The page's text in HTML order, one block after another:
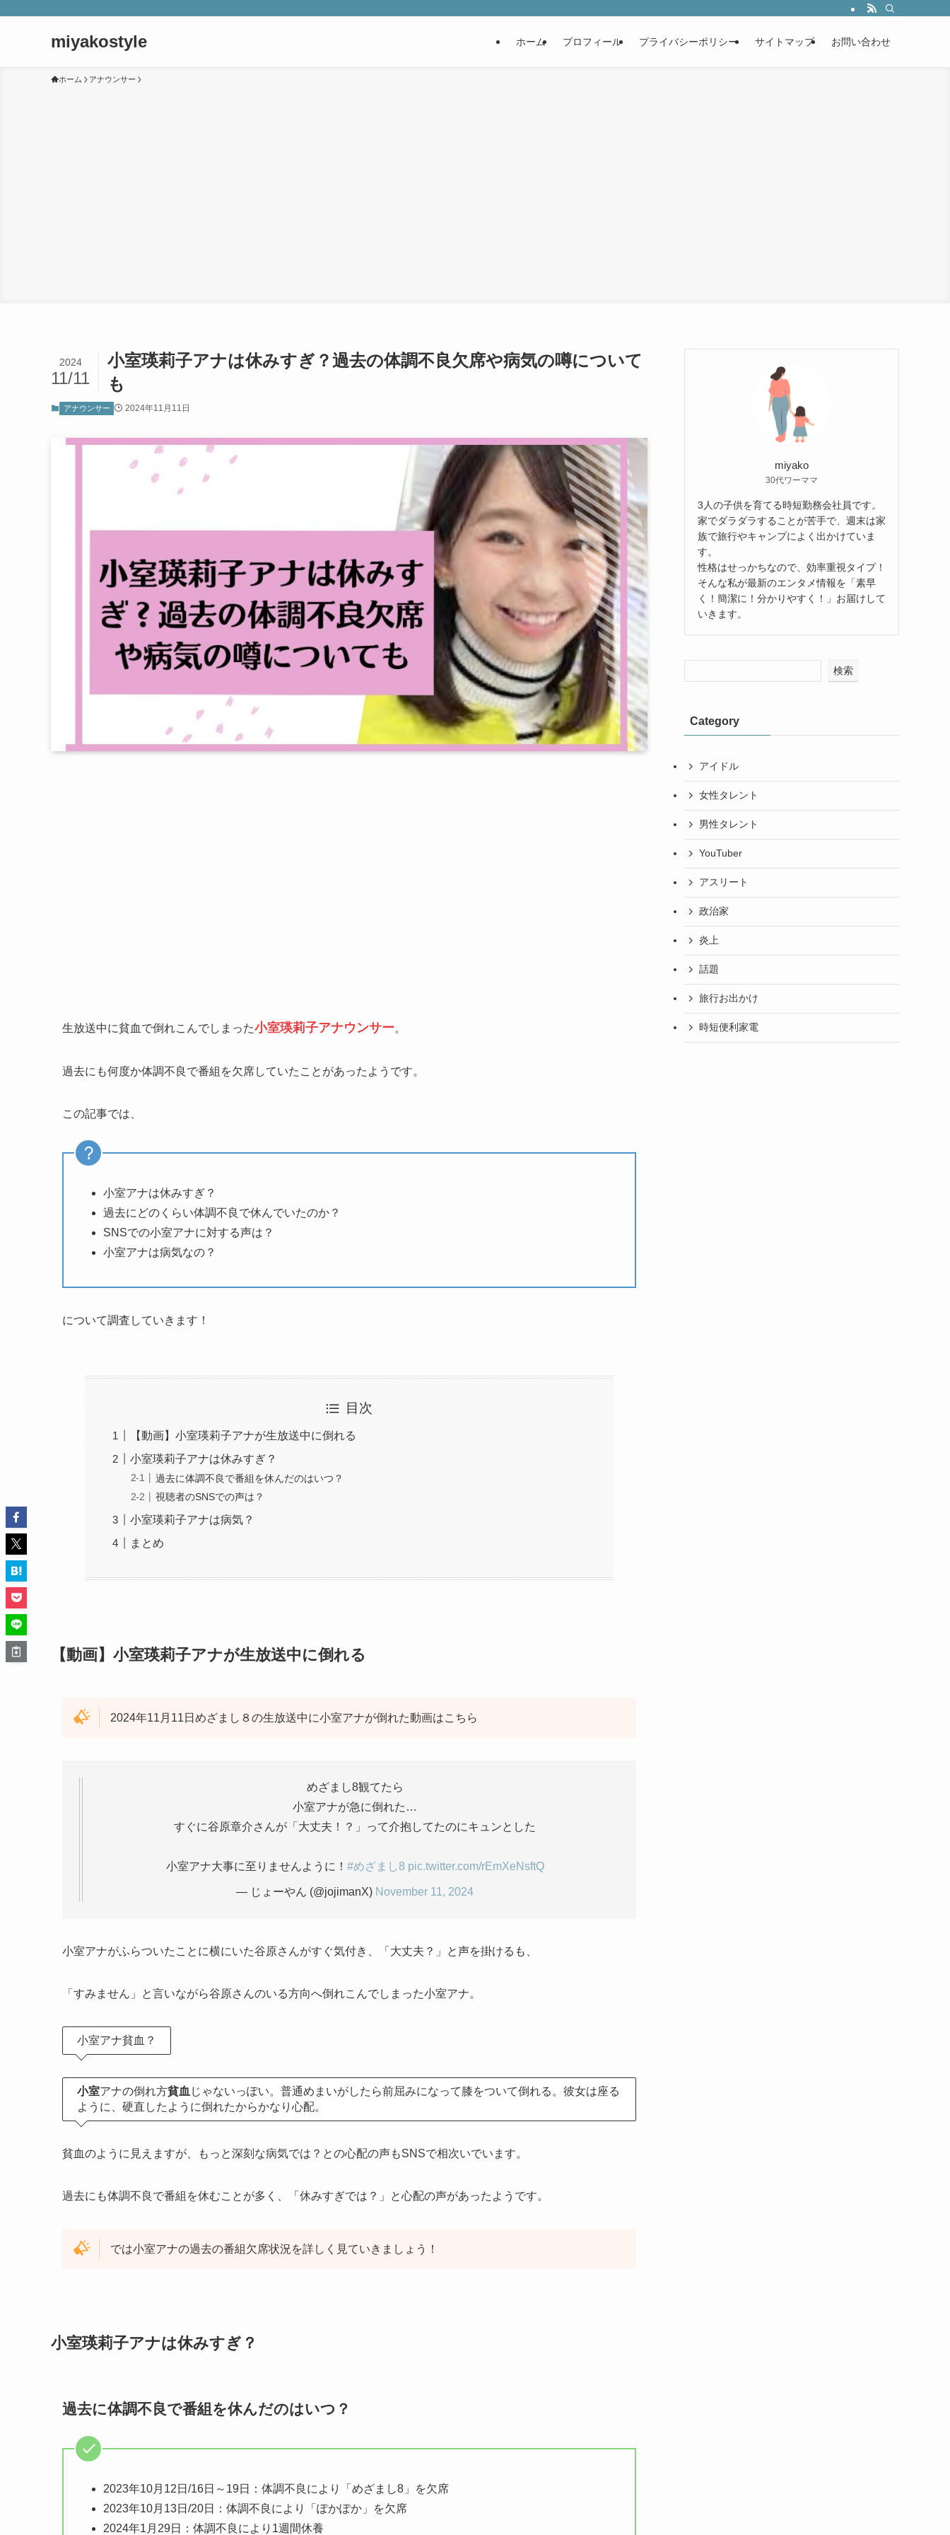
miyakostyle ホーム プロフィール プライバシーポリシー サイトマップ お問い合わせ
ホーム アナウンサー
小室瑛莉子アナは休みすぎ？過去の体調不良欠席や病気の噂について
も
2024
11/11
アナウンサー 2024年11月11日
生放送中に貧血で倒れこんでしまった小室瑛莉子アナウンサー。
過去にも何度か体調不良で番組を欠席していたことがあったようです。
この記事では、
小室アナは休みすぎ？
過去にどのくらい体調不良で休んでいたのか？
SNSでの小室アナに対する声は？
小室アナは病気なの？
について調査していきます！
目次
【動画】小室瑛莉子アナが生放送中に倒れる
小室瑛莉子アナは休みすぎ？
過去に体調不良で番組を休んだのはいつ？
視聴者のSNSでの声は？
小室瑛莉子アナは病気？
まとめ
【動画】小室瑛莉子アナが生放送中に倒れる
2024年11月11日めざまし８の生放送中に小室アナが倒れた動画はこちら
めざまし8観てたら
小室アナが急に倒れた…
すぐに谷原章介さんが「大丈夫！？」って介抱してたのにキュンとした
小室アナ大事に至りませんように！ #めざまし8 pic.twitter.com/rEmXeNsftQ
— じょーやん (@jojimanX) November 11, 2024
小室アナがふらついたことに横にいた谷原さんがすぐ気付き、「大丈夫？」と声を掛けるも、
「すみません」と言いながら谷原さんのいる方向へ倒れこんでしまった小室アナ。
小室アナ貧血？
小室アナの倒れ方貧血 じゃないっぽい。普通めまいがしたら前屈みになって膝をついて倒れる。彼女は座る
ように、硬直したように倒れたからかなり心配。
貧血のように見えますが、もっと深刻な病気では？との心配の声もSNSで相次いでいます。
過去にも体調不良で番組を休むことが多く、「休みすぎでは？」と心配の声があったようです。
では小室アナの過去の番組欠席状況を詳しく見ていきましょう！
小室瑛莉子アナは休みすぎ？
過去に体調不良で番組を休んだのはいつ？
2023年10月12日/16日～19日：体調不良により「めざまし8」を欠席
2023年10月13日/20日：体調不良により「ぽかぽか」を欠席
2024年1月29日：体調不良により1週間休養
miyako
30代ワーママ
3人の子供を育てる時短勤務会社員です。
家でダラダラすることが苦手で、週末は家
族で旅行やキャンプによく出かけていま
す。
性格はせっかちなので、効率重視タイプ！
そんな私が最新のエンタメ情報を「素早
く！簡潔に！分かりやすく！」お届けして
いきます。
検索
Category
アイドル
女性タレント
男性タレント
YouTuber
アスリート
政治家
炎上
話題
旅行お出かけ
時短便利家電